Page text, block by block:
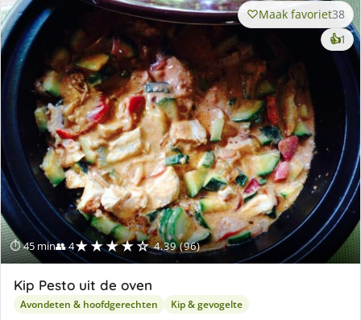
⏱ 45 min👥 4★★★★☆ 4.39 (96)
Maak favoriet38
👍1
Kip Pesto uit de oven
Avondeten & hoofdgerechten Kip & gevogelte